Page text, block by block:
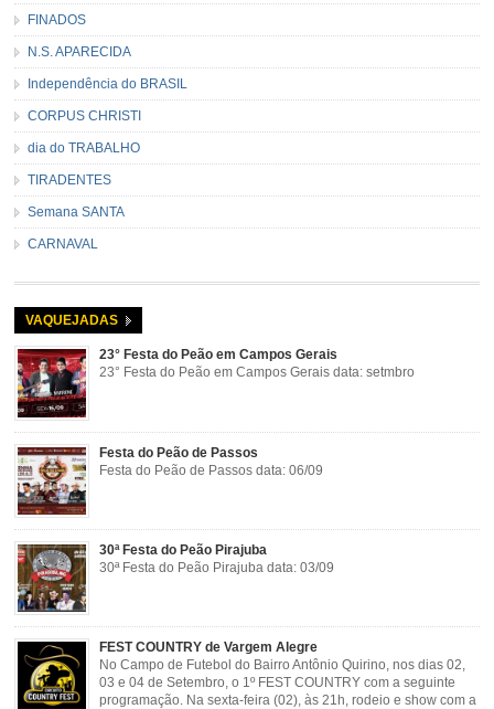
FINADOS
N.S. APARECIDA
Independência do BRASIL
CORPUS CHRISTI
dia do TRABALHO
TIRADENTES
Semana SANTA
CARNAVAL
VAQUEJADAS
23° Festa do Peão em Campos Gerais
23° Festa do Peão em Campos Gerais data: setmbro
Festa do Peão de Passos
Festa do Peão de Passos data: 06/09
30ª Festa do Peão Pirajuba
30ª Festa do Peão Pirajuba data: 03/09
FEST COUNTRY de Vargem Alegre
No Campo de Futebol do Bairro Antônio Quirino, nos dias 02,
03 e 04 de Setembro, o 1º FEST COUNTRY com a seguinte
programação. Na sexta-feira (02), às 21h, rodeio e show com a